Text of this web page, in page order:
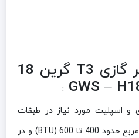
نحوه محاسبه کولر گازی T3 گرین 18
:
و اسپلیت مورد نیاز در طبقات
وسط ساختمان به ازاء هر متر مربع حدود 400 تا 600 (BTU) و در